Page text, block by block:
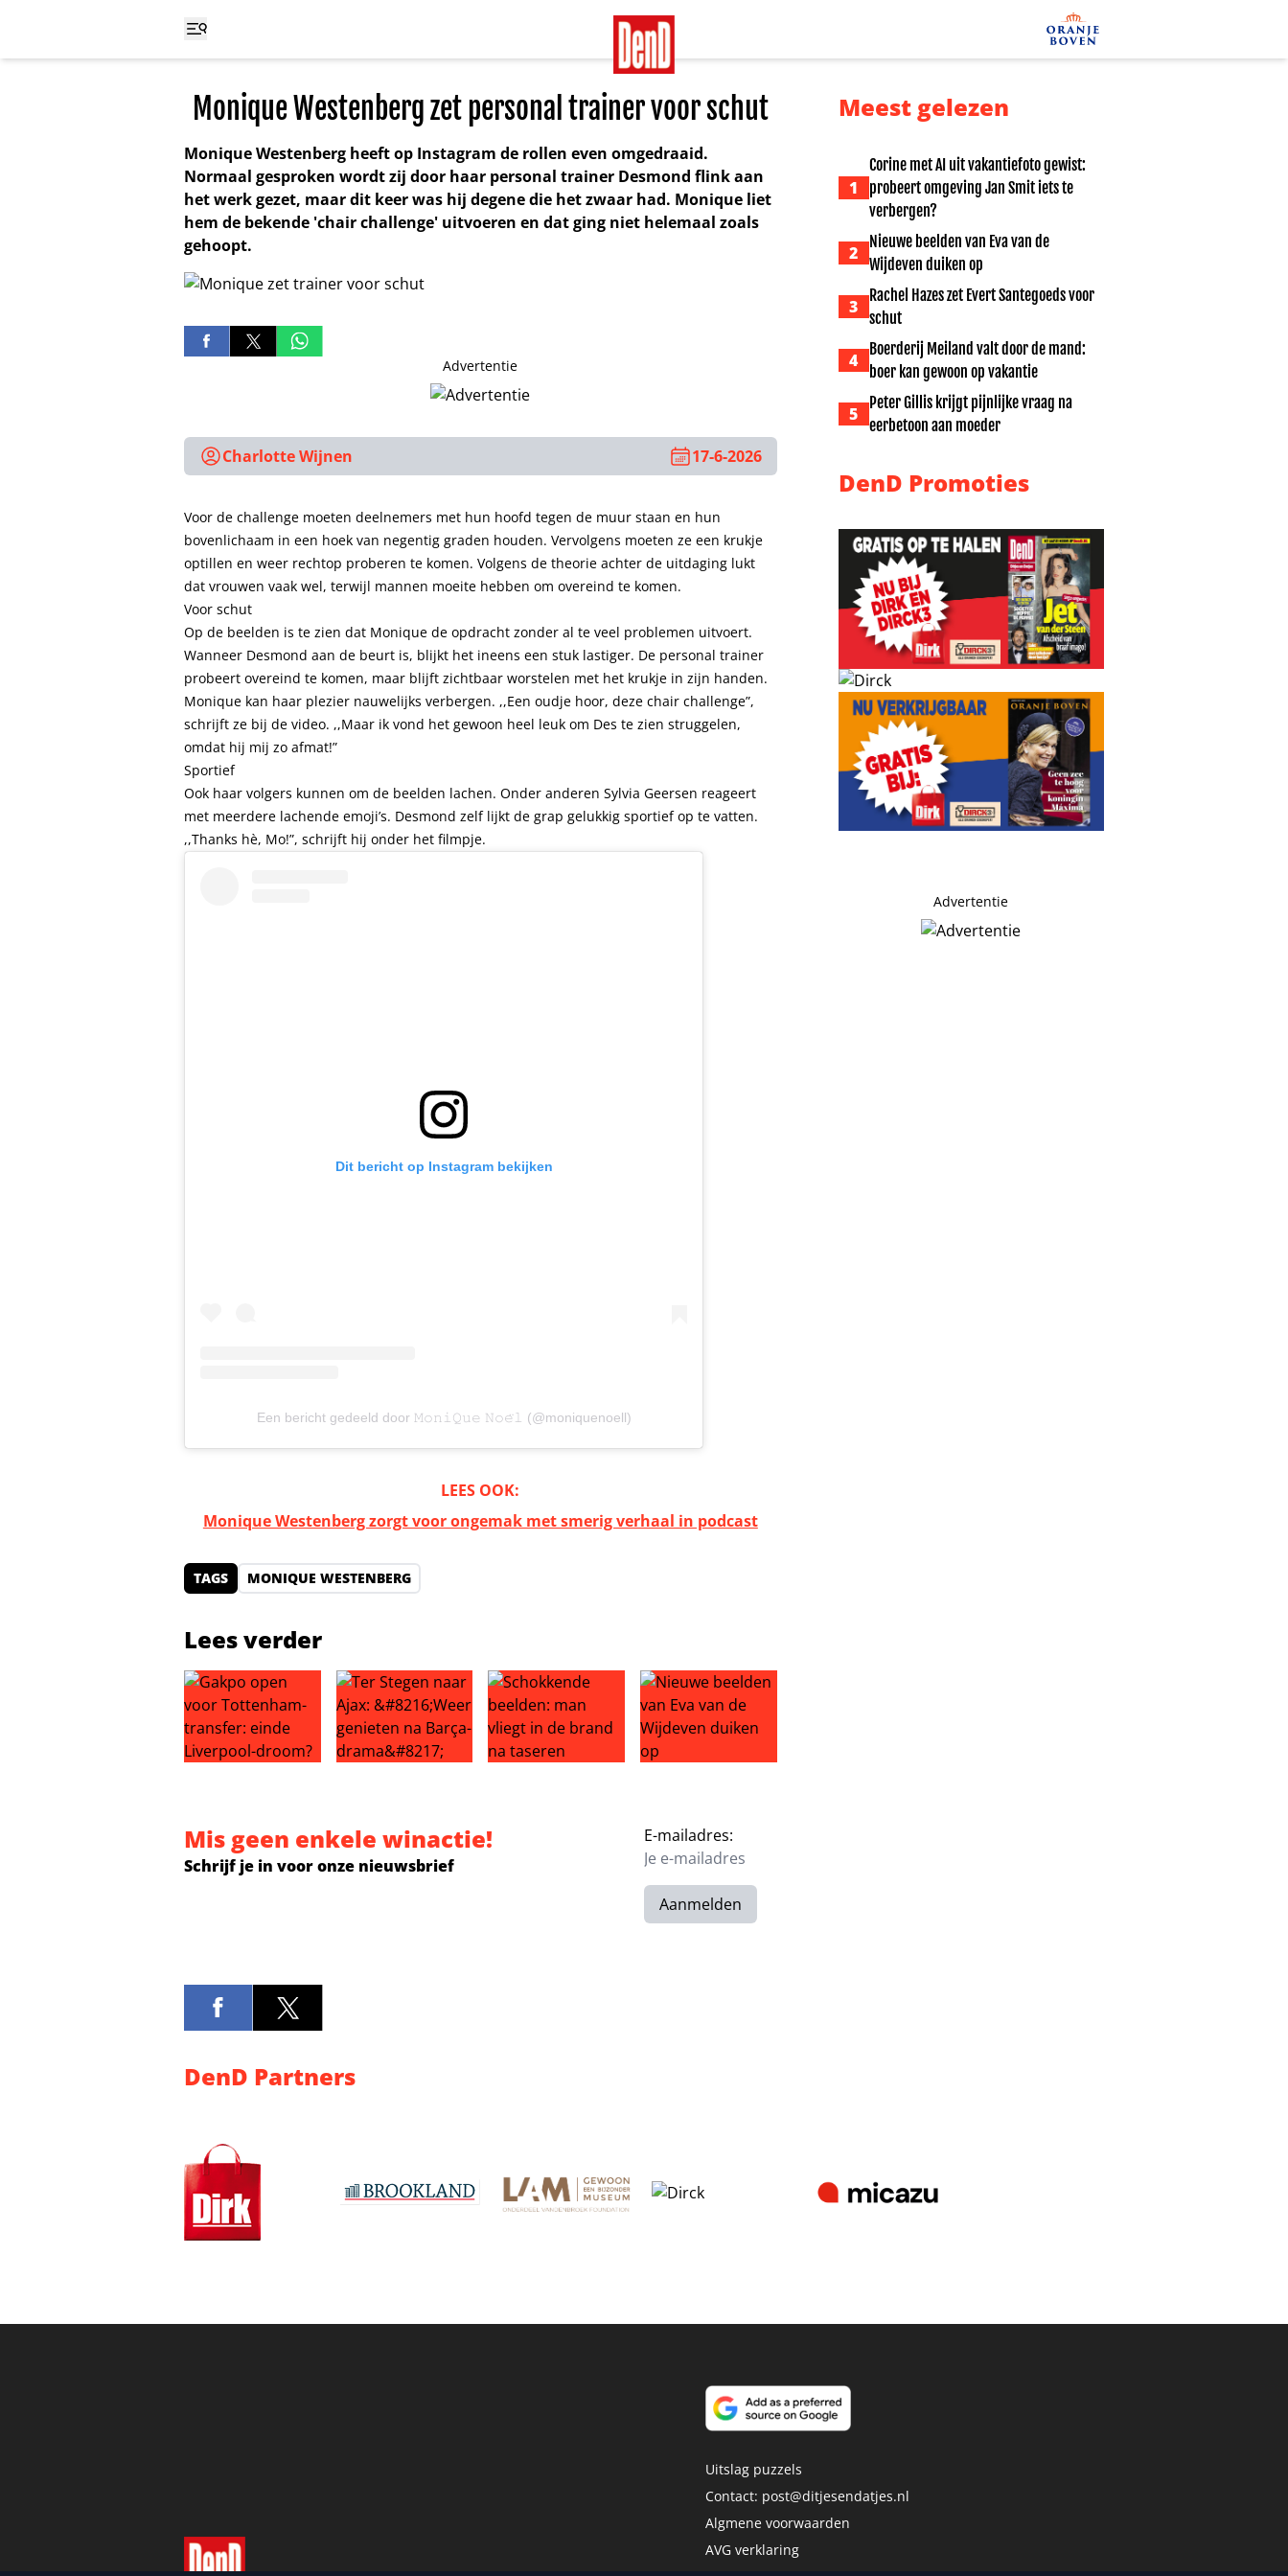
Monique Westenberg zet personal trainer voor schut
Monique Westenberg heeft op Instagram de rollen even omgedraaid.
Normaal gesproken wordt zij door haar personal trainer Desmond flink aan
het werk gezet, maar dit keer was hij degene die het zwaar had. Monique liet
hem de bekende 'chair challenge' uitvoeren en dat ging niet helemaal zoals
gehoopt.
Advertentie
Charlotte Wijnen 17-6-2026
Voor de challenge moeten deelnemers met hun hoofd tegen de muur staan en hun
bovenlichaam in een hoek van negentig graden houden. Vervolgens moeten ze een krukje
optillen en weer rechtop proberen te komen. Volgens de theorie achter de uitdaging lukt
dat vrouwen vaak wel, terwijl mannen moeite hebben om overeind te komen.
Voor schut
Op de beelden is te zien dat Monique de opdracht zonder al te veel problemen uitvoert.
Wanneer Desmond aan de beurt is, blijkt het ineens een stuk lastiger. De personal trainer
probeert overeind te komen, maar blijft zichtbaar worstelen met het krukje in zijn handen.
Monique kan haar plezier nauwelijks verbergen. ,,Een oudje hoor, deze chair challenge”,
schrijft ze bij de video. ,,Maar ik vond het gewoon heel leuk om Des te zien struggelen,
omdat hij mij zo afmat!”
Sportief
Ook haar volgers kunnen om de beelden lachen. Onder anderen Sylvia Geersen reageert
met meerdere lachende emoji’s. Desmond zelf lijkt de grap gelukkig sportief op te vatten.
,,Thanks hè, Mo!”, schrijft hij onder het filmpje.
Dit bericht op Instagram bekijken
Een bericht gedeeld door 𝙼𝚘𝚗𝚒𝚀𝚞𝚎 𝙽𝚘𝚎̈𝚕 (@moniquenoell)
LEES OOK:
Monique Westenberg zorgt voor ongemak met smerig verhaal in podcast
TAGS MONIQUE WESTENBERG
Lees verder
Meest gelezen
1
Corine met AI uit vakantiefoto gewist:
probeert omgeving Jan Smit iets te
verbergen?
2
Nieuwe beelden van Eva van de
Wijdeven duiken op
3
Rachel Hazes zet Evert Santegoeds voor
schut
4
Boerderij Meiland valt door de mand:
boer kan gewoon op vakantie
5
Peter Gillis krijgt pijnlijke vraag na
eerbetoon aan moeder
DenD Promoties
Advertentie
Mis geen enkele winactie!
Schrijf je in voor onze nieuwsbrief
E-mailadres:
Aanmelden
DenD Partners
Uitslag puzzels
Contact: post@ditjesendatjes.nl
Algmene voorwaarden
AVG verklaring